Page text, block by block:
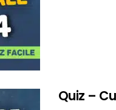
Quiz –